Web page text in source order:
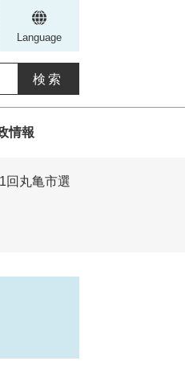
Language
情報
回丸亀市選